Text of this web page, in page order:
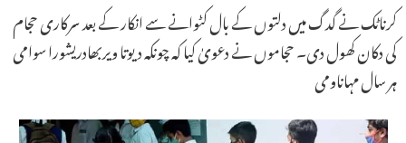
کرناٹک نے گدگ میں دلتوں کے بال کٹوانے سے انکار کے بعد سرکاری حجام
کی دکان کھول دی۔ حجاموں نے دعویٰ کیا کہ چونکہ دیوتا ویربھادریشورا سوامی
ہر سال مہاناومی